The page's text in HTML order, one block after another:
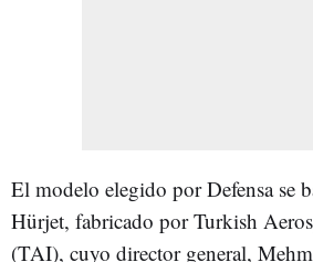
El modelo elegido por Defensa se
Hürjet, fabricado por Turkish
(TAI), cuyo director general,